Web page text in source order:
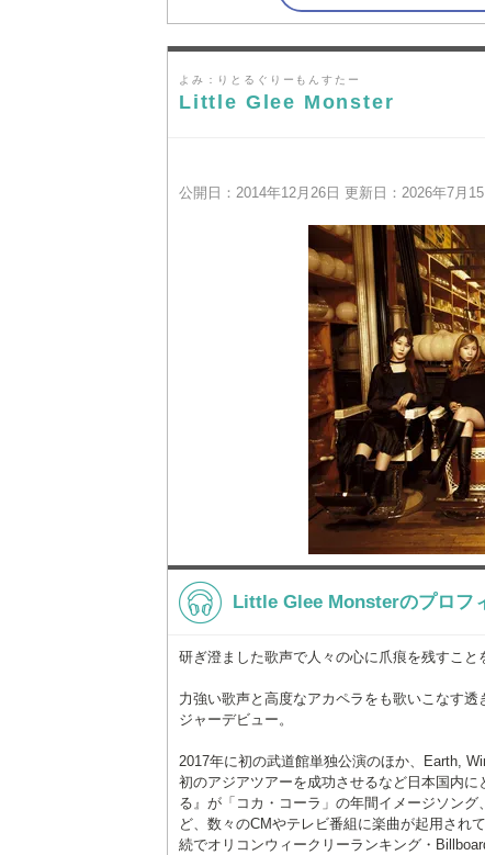
よみ：りとるぐりーもんすたー
Little Glee Monster
公開日：2014年12月26日 更新日：2026年7月15
Little Glee Monsterのプロフ
研ぎ澄ました歌声で人々の心に爪痕を残すこと
力強い歌声と高度なアカペラをも歌いこなす
ジャーデビュー。
2017年に初の武道館単独公演のほか、Earth,
初のアジアツアーを成功させるなど日本国内
る』が「コカ・コーラ」の年間イメージソン
ど、数々のCMやテレビ番組に楽曲が起用され
続でオリコンウィークリーランキング・